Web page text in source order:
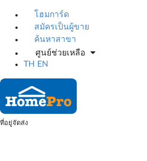
โฮมการ์ด
สมัครเป็นผู้ขาย
ค้นหาสาขา
ศูนย์ช่วยเหลือ
TH
EN
ที่อยู่จัดส่ง